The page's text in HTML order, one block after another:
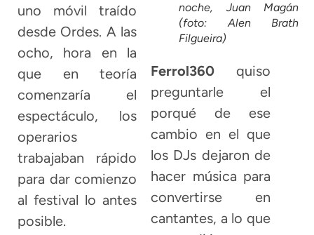
uno móvil traído
desde Ordes. A las
ocho, hora en la
que en teoría
comenzaría el
espectáculo, los
operarios
trabajaban rápido
para dar comienzo
al festival lo antes
posible.
noche, Juan Magán
(foto: Alen Brath
Filgueira)
Ferrol360 quiso
preguntarle el
porqué de ese
cambio en el que
los DJs dejaron de
hacer música para
convertirse en
cantantes, a lo que